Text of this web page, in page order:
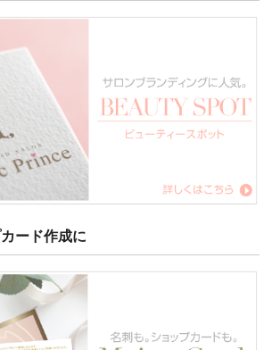
ード作成に